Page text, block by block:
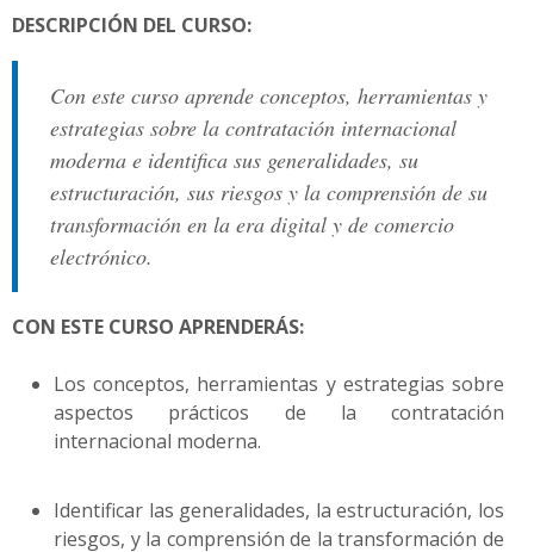
DESCRIPCIÓN DEL CURSO:
Con este curso aprende conceptos, herramientas y
estrategias sobre la contratación internacional
moderna e identifica sus generalidades, su
estructuración, sus riesgos y la comprensión de su
transformación en la era digital y de comercio
electrónico.
CON ESTE CURSO APRENDERÁS:
Los conceptos, herramientas y estrategias sobre
aspectos prácticos de la contratación
internacional moderna.
Identificar las generalidades, la estructuración, los
riesgos, y la comprensión de la transformación de